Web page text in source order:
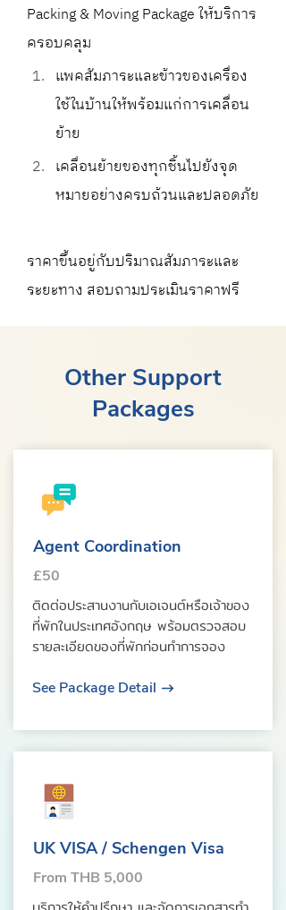
Packing & Moving Package ให้บริการ
ครอบคลุม
แพคสัมภาระและข้าวของเครื่อง
ใช้ในบ้านให้พร้อมแก่การเคลื่อน
ย้าย
เคลื่อนย้ายของทุกชิ้นไปยังจุด
หมายอย่างครบถ้วนและปลอดภัย
ราคาขึ้นอยู่กับปริมาณสัมภาระและ
ระยะทาง สอบถามประเมินราคาฟรี
Other Support
Packages
Agent Coordination
£50
ติดต่อประสานงานกับเอเจนต์หรือเจ้าของ
ที่พักในประเทศอังกฤษ พร้อมตรวจสอบ
รายละเอียดของที่พักก่อนทำการจอง
See Package Detail
UK VISA / Schengen Visa
From THB 5,000